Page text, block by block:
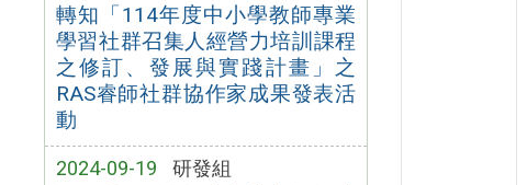
轉知「114年度中小學教師專業
學習社群召集人經營力培訓課程
之修訂、發展與實踐計畫」之
RAS睿師社群協作家成果發表活
動
2024-09-19 研發組